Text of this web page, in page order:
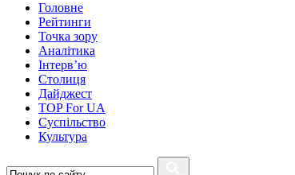
Головне
Рейтинги
Точка зору
Аналітика
Інтерв’ю
Столиця
Дайджест
TOP For UA
Суспiльство
Культура